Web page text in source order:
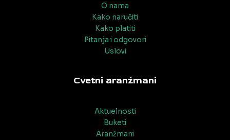
O nama
Kako naručiti
Kako platiti
Pitanja i odgovori
Uslovi
Cvetni aranžmani
Aktuelnosti
Buketi
Aranžmani